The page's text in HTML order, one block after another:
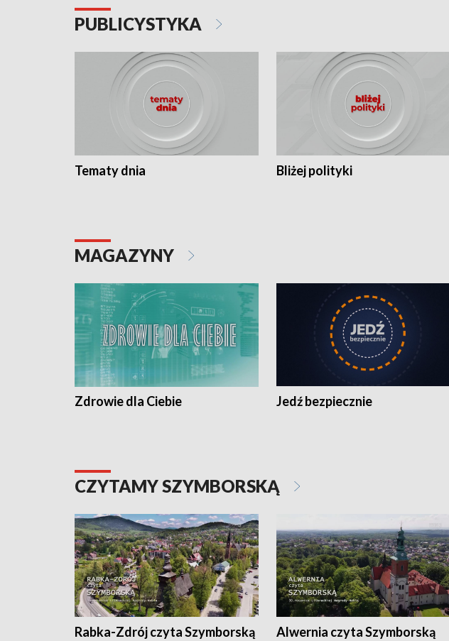
PUBLICYSTYKA
Tematy dnia Bliżej polityki
MAGAZYNY
Zdrowie dla Ciebie Jedź bezpiecznie
CZYTAMY SZYMBORSKĄ
Rabka-Zdrój czyta Szymborską Alwernia czyta Szymborską